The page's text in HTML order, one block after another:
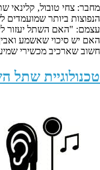
מחבר: צחי טובול, קלינאי
הנפוצות ביותר
עצמם: "האם השתל יעזור
האם יש סיכוי שאשמע
חשוב שארכיב מכשירי
טכנולוגיית שתל